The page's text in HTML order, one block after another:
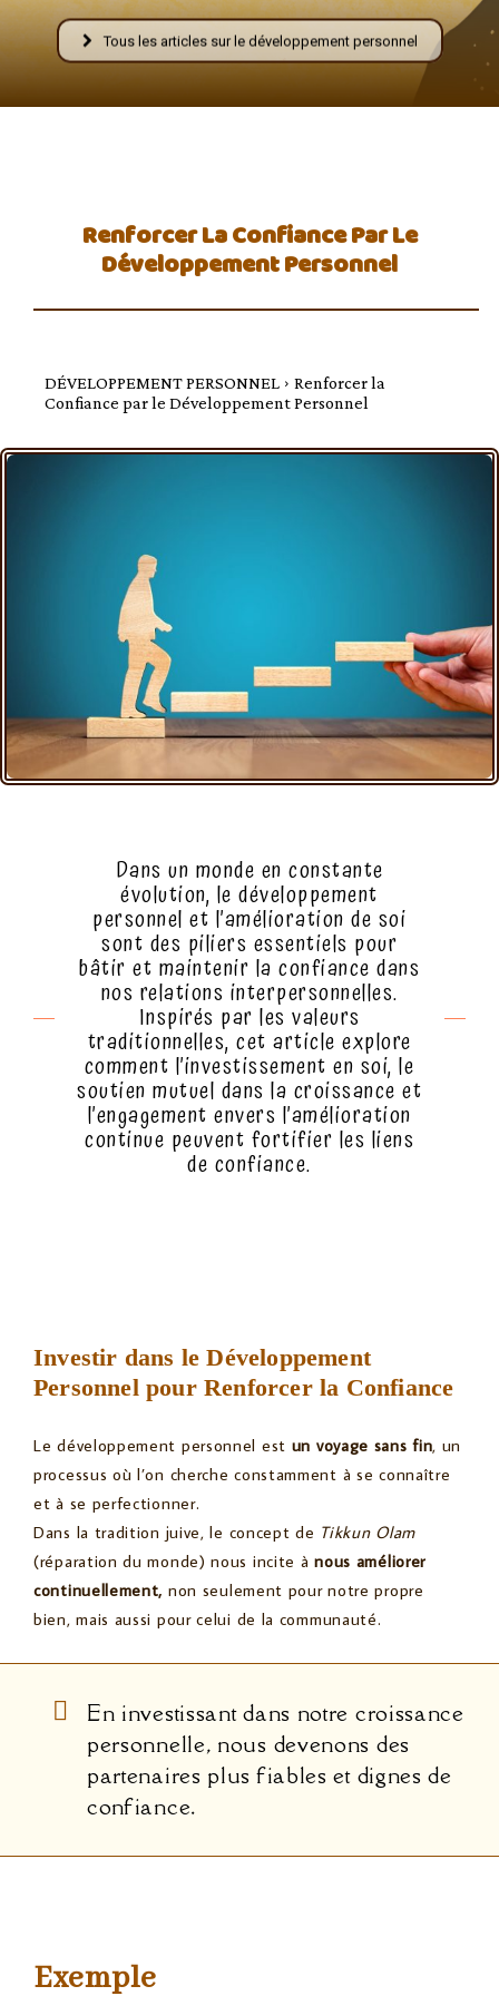
–
Tous les articles sur le développement personnel
Renforcer La Confiance Par Le
Développement Personnel
DÉVELOPPEMENT PERSONNEL
Renforcer la
Confiance par le Développement Personnel
Dans un monde en constante
évolution, le développement
personnel et l’amélioration de soi
sont des piliers essentiels pour
bâtir et maintenir la confiance dans
nos relations interpersonnelles.
Inspirés par les valeurs
traditionnelles, cet article explore
comment l’investissement en soi, le
soutien mutuel dans la croissance et
l’engagement envers l’amélioration
continue peuvent fortifier les liens
de confiance.
Investir dans le Développement
Personnel pour Renforcer la Confiance
Le développement personnel est un voyage sans fin, un
processus où l’on cherche constamment à se connaître
et à se perfectionner.
Dans la tradition juive, le concept de Tikkun Olam
(réparation du monde) nous incite ànous améliorer
continuellement, non seulement pour notre propre
bien, mais aussi pour celui de la communauté.
En investissant dans notre croissance
personnelle, nous devenons des
partenaires plus fiables et dignes de
confiance.
Exemple